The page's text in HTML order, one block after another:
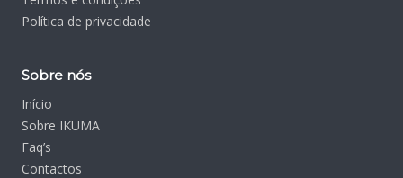
Política de privacidade
Sobre nós
Início
Sobre IKUMA
Faq’s
Contactos